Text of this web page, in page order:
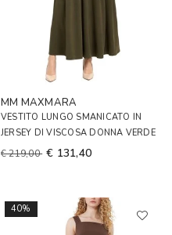
MM MAXMARA
VESTITO LUNGO SMANICATO IN
JERSEY DI VISCOSA DONNA VERDE
€ 219,00 € 131,40
40%